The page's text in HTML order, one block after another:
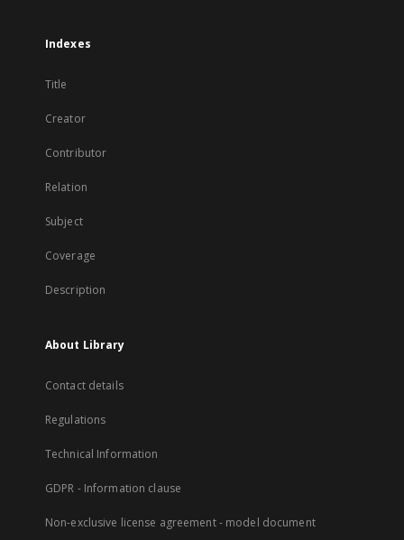
Indexes
Title
Creator
Contributor
Relation
Subject
Coverage
Description
About Library
Contact details
Regulations
Technical Information
GDPR - Information clause
Non-exclusive license agreement - model document